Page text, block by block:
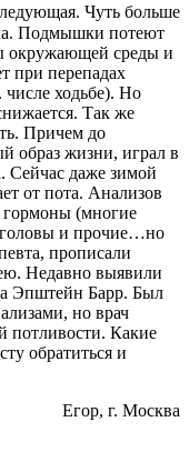
Чуть больше
Подмышки потеют
окружающей среды и
при перепадах
числе ходьбе). Но
Так же
Причем до
образ жизни, играл в
Сейчас даже зимой
от пота. Анализов
(многие
и прочие…но
прописали
Недавно выявили
Эпштейн Барр. Был
но врач
потливости. Какие
обратиться и
Егор, г. Москва